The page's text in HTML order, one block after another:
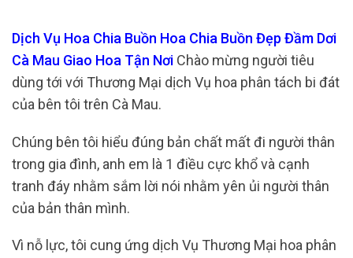
Dịch Vụ Hoa Chia Buồn Hoa Chia Buồn Đẹp Đầm Dơi
Cà Mau Giao Hoa Tận Nơi Chào mừng người tiêu
dùng tới với Thương Mại dịch Vụ hoa phân tách bi đát
của bên tôi trên Cà Mau.
Chúng bên tôi hiểu đúng bản chất mất đi người thân
trong gia đình, anh em là 1 điều cực khổ và cạnh
tranh đáy nhằm sắm lời nói nhằm yên ủi người thân
của bản thân mình.
Vì nỗ lực, tôi cung ứng dịch Vụ Thương Mại hoa phân